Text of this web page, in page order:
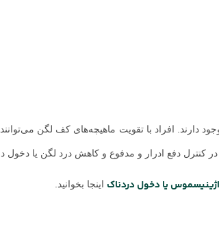
افراد با تقویت ماهیچه‌های کف لگن
کنترل دفع ادرار و مدفوع و کاهش درد لگن یا دخول
یا دخول دردناک اینجا بخوانید.